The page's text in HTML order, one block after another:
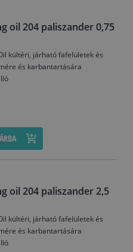
oil 204 paliszander 0,75
kültéri, járható fafelületek és
és karbantartására
oil 204 paliszander 2,5
kültéri, járható fafelületek és
és karbantartására